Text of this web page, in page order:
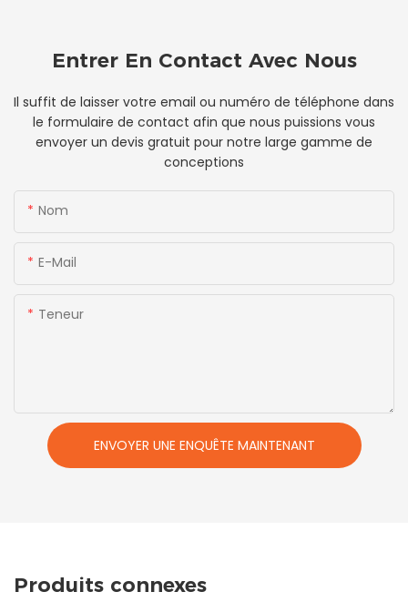
Entrer En Contact Avec Nous
Il suffit de laisser votre email ou numéro de téléphone dans
le formulaire de contact afin que nous puissions vous
envoyer un devis gratuit pour notre large gamme de
conceptions
Nom
E-Mail
Teneur
ENVOYER UNE ENQUÊTE MAINTENANT
Produits connexes